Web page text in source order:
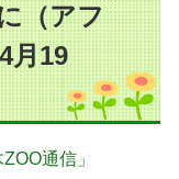
（アフ
月19
通信」